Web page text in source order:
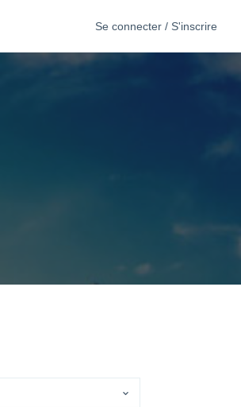
Se connecter / S'inscrire